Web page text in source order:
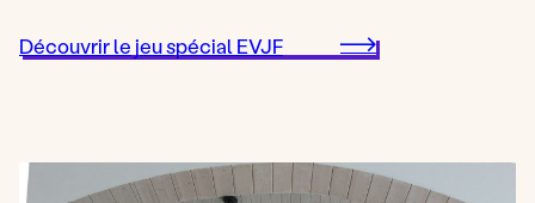
Découvrir le jeu spécial EVJF